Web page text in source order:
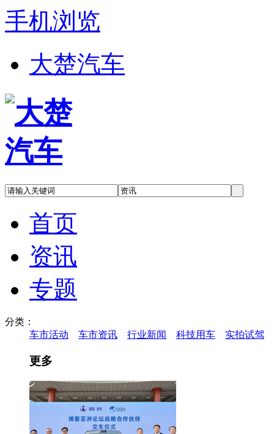
手机浏览
大楚汽车
首页
资讯
专题
分类：
车市活动
车市资讯 行业新闻 科技用车 实拍试驾
更多